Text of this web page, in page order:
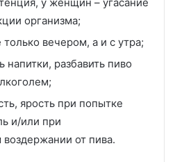
организма;
вечером, а и с утра;
разбавить пиво
ярость при попытке
и/или при
от пива.